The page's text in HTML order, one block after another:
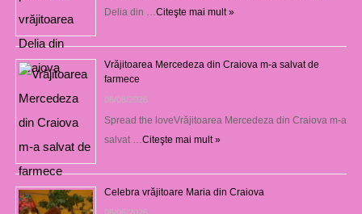
Delia din …Citeşte mai mult »
Vrăjitoarea Mercedeza din Craiova m-a salvat de
farmece
06/08/2026
Spread the loveVrăjitoarea Mercedeza din Craiova m-a
salvat …Citeşte mai mult »
Celebra vrăjitoare Maria din Craiova